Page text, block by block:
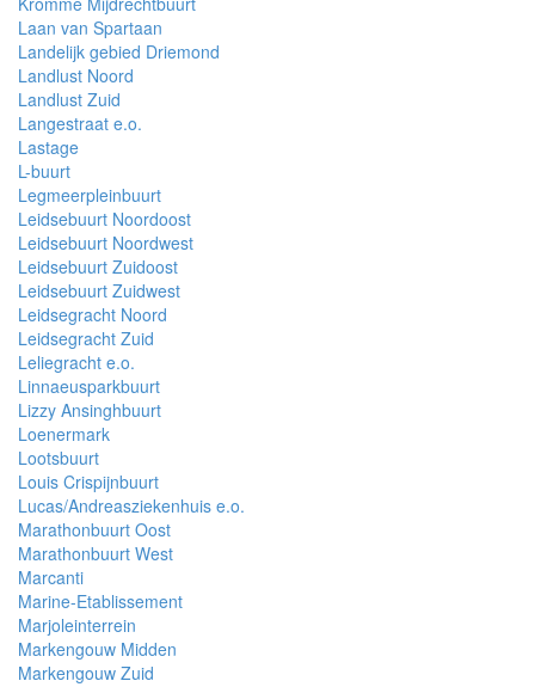
Laan van Spartaan
Landelijk gebied Driemond
Landlust Noord
Landlust Zuid
Langestraat e.o.
Lastage
L-buurt
Legmeerpleinbuurt
Leidsebuurt Noordoost
Leidsebuurt Noordwest
Leidsebuurt Zuidoost
Leidsebuurt Zuidwest
Leidsegracht Noord
Leidsegracht Zuid
Leliegracht e.o.
Linnaeusparkbuurt
Lizzy Ansinghbuurt
Loenermark
Lootsbuurt
Louis Crispijnbuurt
Lucas/Andreasziekenhuis e.o.
Marathonbuurt Oost
Marathonbuurt West
Marcanti
Marine-Etablissement
Marjoleinterrein
Markengouw Midden
Markengouw Zuid